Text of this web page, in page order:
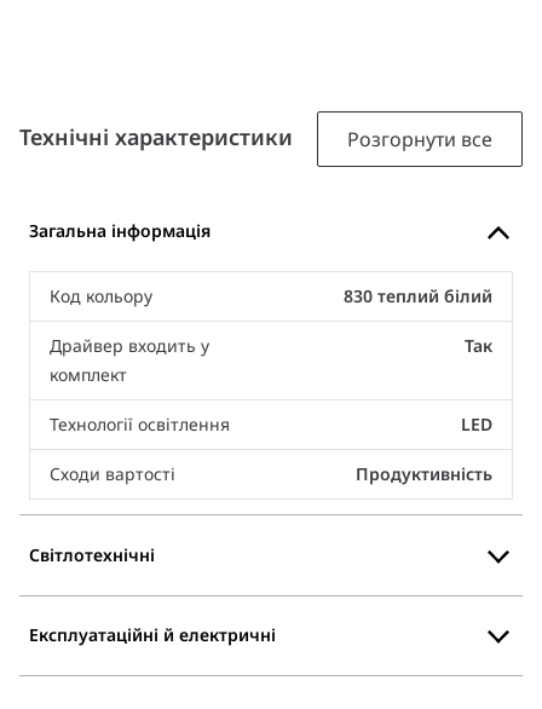
Технічні характеристики Розгорнути все
Загальна інформація
Код кольору 830 теплий білий
Драйвер входить у
комплект
Так
Технології освітлення LED
Сходи вартості Продуктивність
Світлотехнічні
Експлуатаційні й електричні